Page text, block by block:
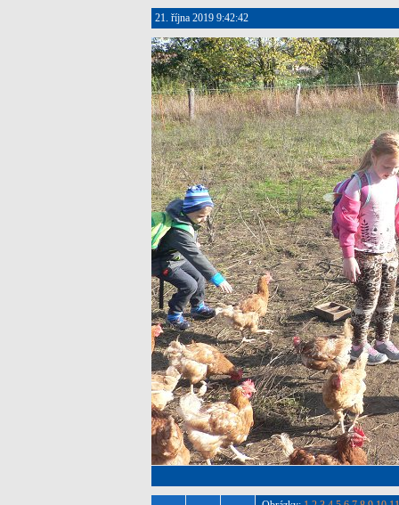
21. října 2019 9:42:42